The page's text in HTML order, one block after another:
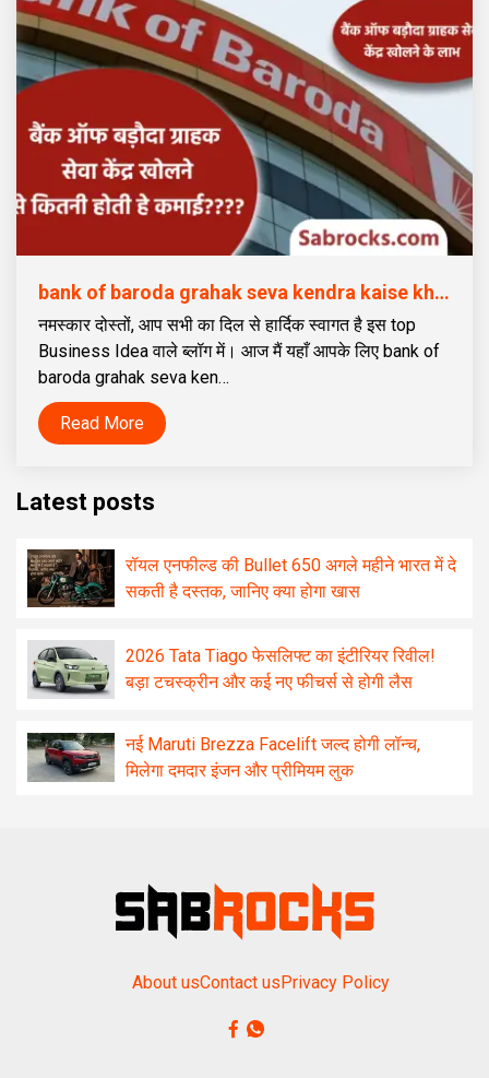
bank of baroda grahak seva kendra kaise khole | बैंक ऑफ बड़ौदा ग्राहक सेवा केंद्र कैसे खोलें
नमस्कार दोस्तों, आप सभी का दिल से हार्दिक स्वागत है इस top
Business Idea वाले ब्लॉग में। आज मैं यहाँ आपके लिए bank of
baroda grahak seva ken…
Read More
Latest posts
रॉयल एनफील्ड की Bullet 650 अगले महीने भारत में दे
सकती है दस्तक, जानिए क्या होगा खास
2026 Tata Tiago फेसलिफ्ट का इंटीरियर रिवील!
बड़ा टचस्क्रीन और कई नए फीचर्स से होगी लैस
नई Maruti Brezza Facelift जल्द होगी लॉन्च,
मिलेगा दमदार इंजन और प्रीमियम लुक
About usContact usPrivacy Policy